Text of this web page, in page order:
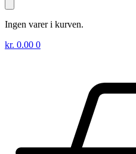
Ingen varer i kurven.
kr. 0.00 0